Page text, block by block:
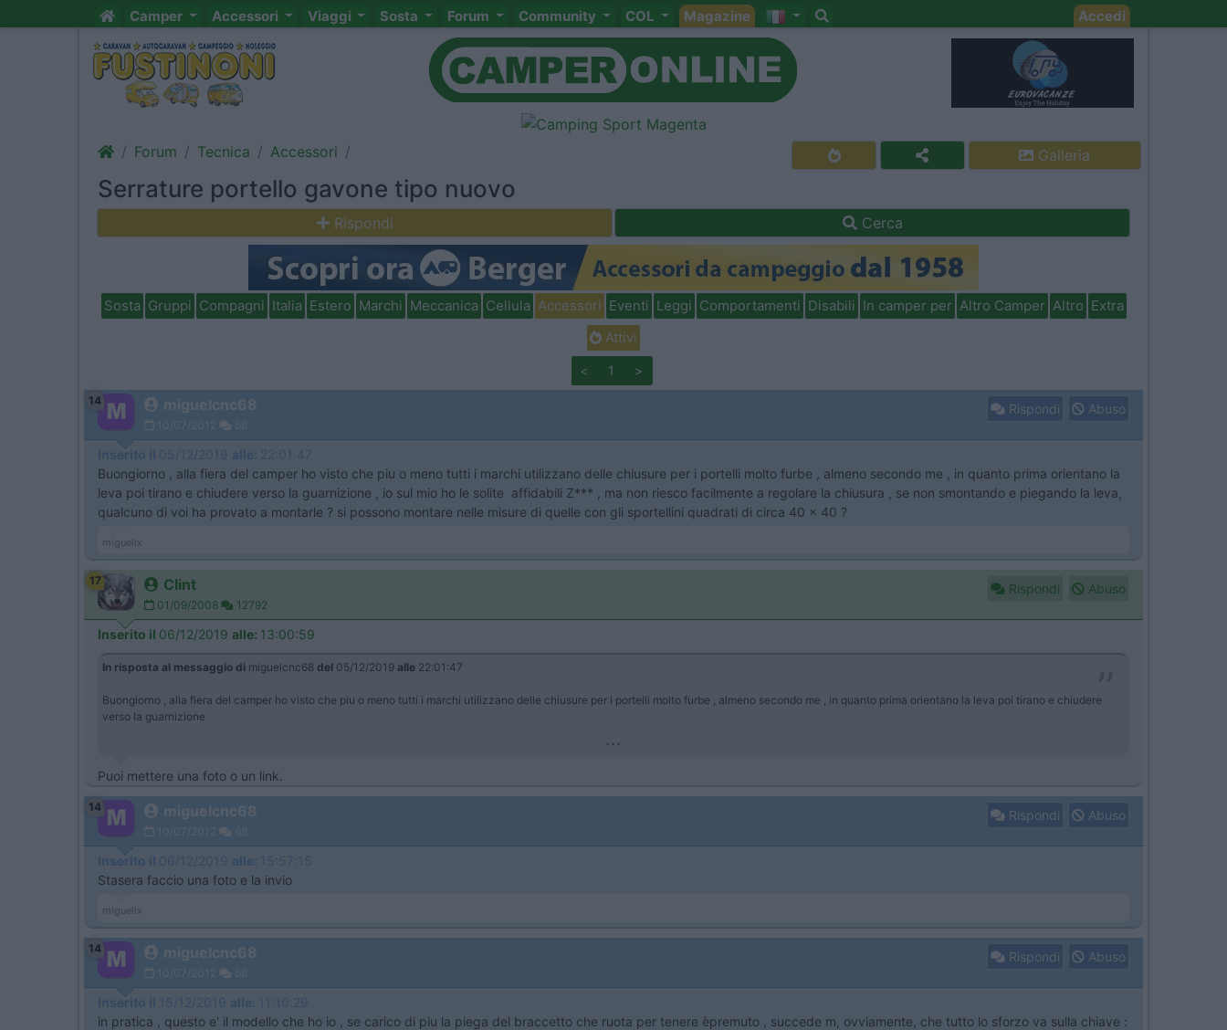
Camper Accessori Viaggi Sosta Forum Community COL Magazine Accedi
Forum Tecnica Accessori Galleria
Serrature portello gavone tipo nuovo
Rispondi Cerca
Sosta Gruppi Compagni Italia Estero Marchi Meccanica Cellula Accessori Eventi Leggi Comportamenti Disabili In camper per Altro Camper Altro Extra
Attivi
< 1 >
14 miguelcnc68
10/07/2012 68
Rispondi Abuso
Inserito il 05/12/2019 alle: 22:01:47
Buongiorno , alla fiera del camper ho visto che piu o meno tutti i marchi utilizzano delle chiusure per i portelli molto furbe , almeno secondo me , in quanto prima orientano la
leva poi tirano e chiudere verso la guarnizione , io sul mio ho le solite affidabili Z*** , ma non riesco facilmente a regolare la chiusura , se non smontando e piegando la leva,
qualcuno di voi ha provato a montarle ? si possono montare nelle misure di quelle con gli sportellini quadrati di circa 40 x 40 ?
miguelix
17 Clint
01/09/2008 12792
Rispondi Abuso
Inserito il 06/12/2019 alle: 13:00:59
In risposta al messaggio di miguelcnc68 del 05/12/2019 alle 22:01:47
Buongiorno , alla fiera del camper ho visto che piu o meno tutti i marchi utilizzano delle chiusure per i portelli molto furbe , almeno secondo me , in quanto prima orientano la leva poi tirano e chiudere
verso la guarnizione
...
Puoi mettere una foto o un link.
14 miguelcnc68
10/07/2012 68
Rispondi Abuso
Inserito il 06/12/2019 alle: 15:57:15
Stasera faccio una foto e la invio
miguelix
14 miguelcnc68
10/07/2012 68
Rispondi Abuso
Inserito il 15/12/2019 alle: 11:10:29
in pratica , questo e' il modello che ho io , se carico di piu la piega del braccetto che ruota per tenere èpremuto , succede m, ovviamente, che tutto lo sforzo va sulla chiave :